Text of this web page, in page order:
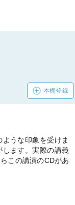
本棚登録
うな印象を受けま
ます。実際の講義
この講演のCDがあ